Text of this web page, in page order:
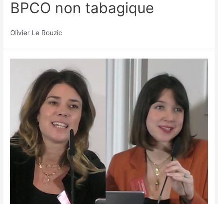
BPCO non tabagique
Olivier Le Rouzic